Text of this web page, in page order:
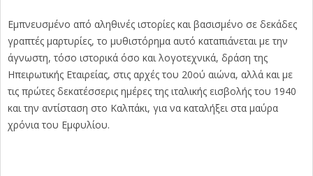
Εμπνευσμένο από αληθινές ιστορίες και βασισμένο σε δεκάδες
γραπτές μαρτυρίες, το μυθιστόρημα αυτό καταπιάνεται με την
άγνωστη, τόσο ιστορικά όσο και λογοτεχνικά, δράση της
Ηπειρωτικής Εταιρείας, στις αρχές του 20ού αιώνα, αλλά και με
τις πρώτες δεκατέσσερις ημέρες της ιταλικής εισβολής του 1940
και την αντίσταση στο Καλπάκι, για να καταλήξει στα μαύρα
χρόνια του Εμφυλίου.